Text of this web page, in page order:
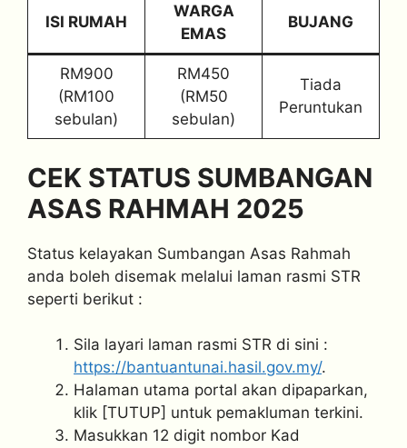
ISI RUMAH
WARGA
EMAS
BUJANG
RM900
(RM100
sebulan)
RM450
(RM50
sebulan)
Tiada
Peruntukan
CEK STATUS SUMBANGAN
ASAS RAHMAH 2025
Status kelayakan Sumbangan Asas Rahmah
anda boleh disemak melalui laman rasmi STR
seperti berikut :
Sila layari laman rasmi STR di sini :
https://bantuantunai.hasil.gov.my/.
Halaman utama portal akan dipaparkan,
klik [TUTUP] untuk pemakluman terkini.
Masukkan 12 digit nombor Kad